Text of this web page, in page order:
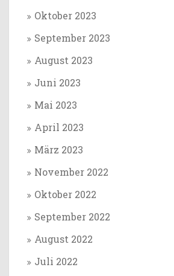
Oktober 2023
September 2023
August 2023
Juni 2023
Mai 2023
April 2023
März 2023
November 2022
Oktober 2022
September 2022
August 2022
Juli 2022